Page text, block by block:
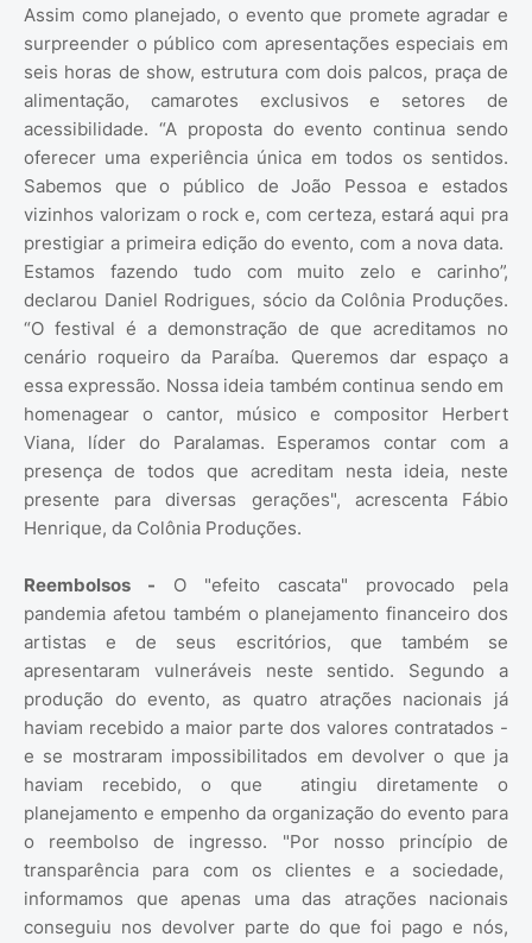
Assim como planejado, o evento que promete agradar e
surpreender o público com apresentações especiais em
seis horas de show, estrutura com dois palcos, praça de
alimentação, camarotes exclusivos e setores de
acessibilidade. “A proposta do evento continua sendo
oferecer uma experiência única em todos os sentidos.
Sabemos que o público de João Pessoa e estados
vizinhos valorizam o rock e, com certeza, estará aqui pra
prestigiar a primeira edição do evento, com a nova data.
Estamos fazendo tudo com muito zelo e carinho”,
declarou Daniel Rodrigues, sócio da Colônia Produções.
“O festival é a demonstração de que acreditamos no
cenário roqueiro da Paraíba. Queremos dar espaço a
essa expressão. Nossa ideia também continua sendo em
homenagear o cantor, músico e compositor Herbert
Viana, líder do Paralamas. Esperamos contar com a
presença de todos que acreditam nesta ideia, neste
presente para diversas gerações", acrescenta Fábio
Henrique, da Colônia Produções.
Reembolsos - O "efeito cascata" provocado pela
pandemia afetou também o planejamento financeiro dos
artistas e de seus escritórios, que também se
apresentaram vulneráveis neste sentido. Segundo a
produção do evento, as quatro atrações nacionais já
haviam recebido a maior parte dos valores contratados -
e se mostraram impossibilitados em devolver o que ja
haviam recebido, o que atingiu diretamente o
planejamento e empenho da organização do evento para
o reembolso de ingresso. "Por nosso princípio de
transparência para com os clientes e a sociedade,
informamos que apenas uma das atrações nacionais
conseguiu nos devolver parte do que foi pago e nós,